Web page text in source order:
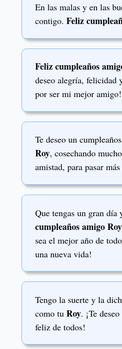
En las malas y en las
contigo. Feliz
Feliz cumpleaños
deseo alegría, felicidad
por ser mi mejor amigo!
Te deseo un
Roy, cosechando
amistad, para pasar
Que tengas un gran día
cumpleaños amigo Roy
sea el mejor año de
una nueva vida!
Tengo la suerte y la
como tu Roy. ¡Te
feliz de todos!